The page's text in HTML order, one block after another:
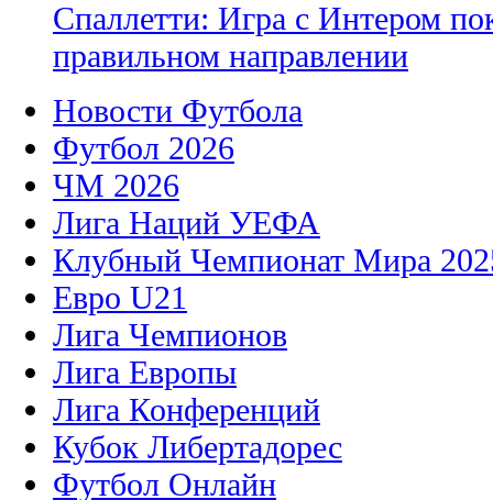
Спаллетти: Игра с Интером
правильном направлении
Новости Футбола
Футбол 2026
ЧМ 2026
Лига Наций УЕФА
Клубный Чемпионат Мира
Евро U21
Лига Чемпионов
Лига Европы
Лига Конференций
Кубок Либертадорес
Футбол Онлайн